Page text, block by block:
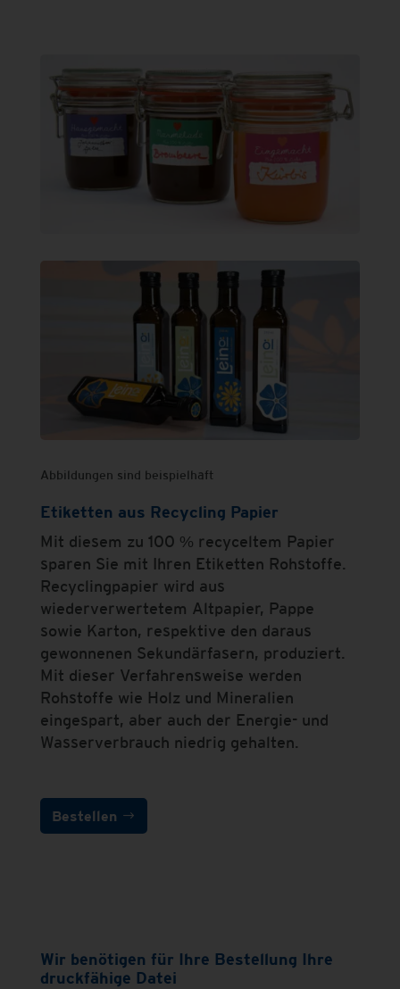
Abbildungen sind beispielhaft
Etiketten aus Recycling Papier
Mit diesem zu 100 % recyceltem Papier
sparen Sie mit Ihren Etiketten Rohstoffe.
Recyclingpapier wird aus
wiederverwertetem Altpapier, Pappe
sowie Karton, respektive den daraus
gewonnenen Sekundärfasern, produziert.
Mit dieser Verfahrensweise werden
Rohstoffe wie Holz und Mineralien
eingespart, aber auch der Energie- und
Wasserverbrauch niedrig gehalten.
Bestellen
Wir benötigen für Ihre Bestellung Ihre
druckfähige Datei